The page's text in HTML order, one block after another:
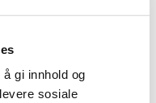
gi innhold og
sosiale